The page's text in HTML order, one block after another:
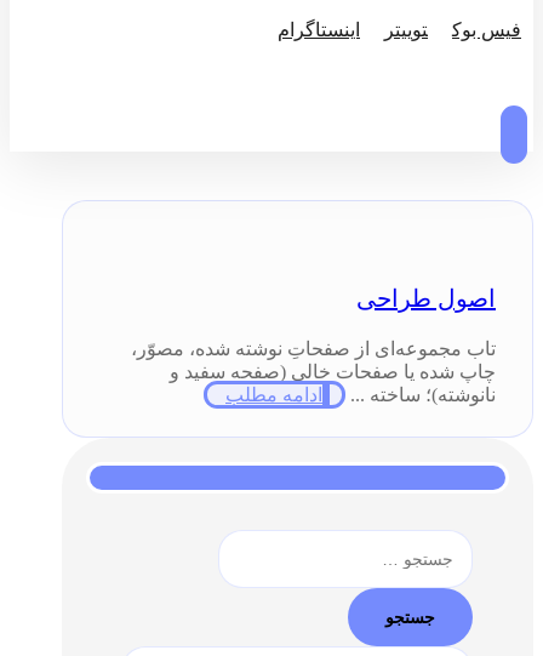
فیس بوک توییتر
اینستاگرام
اصول طراحی
تاب مجموعه‌ای از صفحاتِ نوشته شده، مصوّر،
چاپ شده یا صفحات خالی (صفحه سفید و
نانوشته)؛ ساخته ...
ادامه مطلب
جستجو
برای: